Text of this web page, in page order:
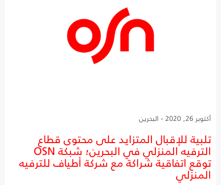
أكتوبر 26, 2020 - البحرين
تلبية للإقبال المتزايد على محتوى قطاع
الترفيه المنزلي في البحرين؛ شبكة OSN
توقع اتفاقية شراكة مع شركة أطياف للترفيه
المنزلي